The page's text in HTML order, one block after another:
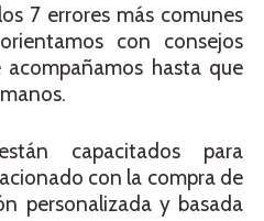
7 errores más comunes
con consejos
hasta que
capacitados para
con la compra de
personalizada y basada